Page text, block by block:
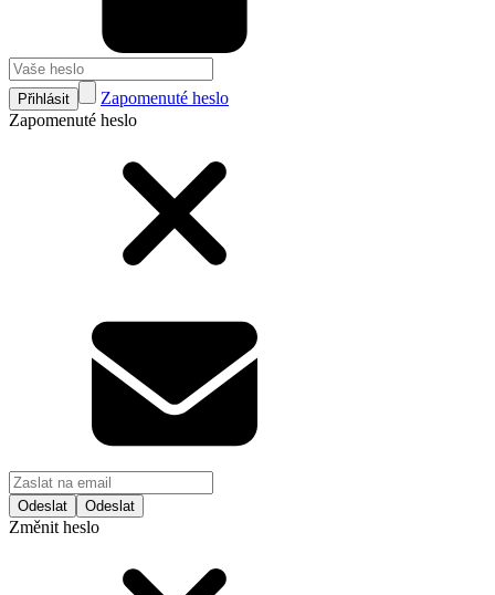
Přihlásit
Zapomenuté heslo
Zapomenuté heslo
Odeslat
Změnit heslo